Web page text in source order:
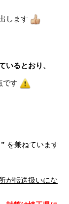
します
いるとおり、
です
を兼ねています
が転送扱いにな